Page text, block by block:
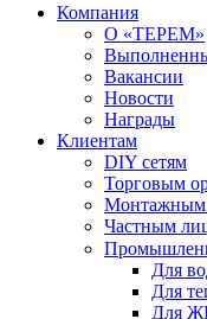
Компания
О «ТЕРЕМ»
Вакансии
Новости
Награды
Клиентам
DIY сетям
Торговым
Монтажным
Частным
Для
Для
Для